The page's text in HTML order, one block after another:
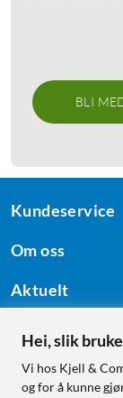
BLI
Kundeservice
Om oss
Aktuelt
Følg oss
Hei, slik
Vi hos Kjell &
og for å kunne